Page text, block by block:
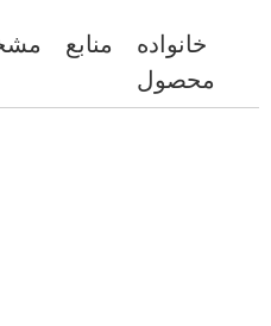
منابع
خانواده
محصول